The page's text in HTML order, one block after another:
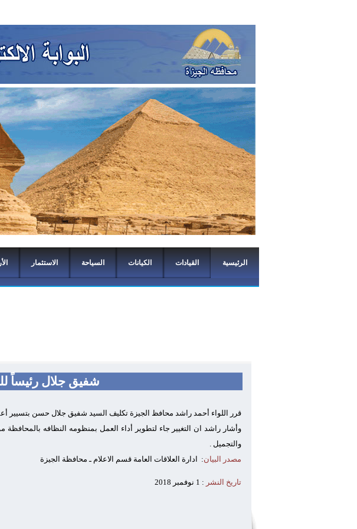
الرئيسية القيادات الكيانات السياحة الاستثمار
شفيق جلال رئيساً
قرر اللواء أحمد راشد محافظ الجيزة تكليف السيد شفيق جلال حسن بتسيير
وأشار راشد ان التغيير جاء لتطوير أداء العمل بمنظومه النظافه
والتجميل .
مصدر البيان: ادارة العلاقات العامة قسم الاعلام ـ محافظة الجيزة
تاريخ النشر : 1 نوفمبر 2018